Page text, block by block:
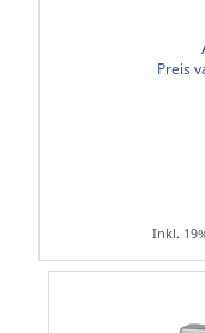
Preis
Inkl.